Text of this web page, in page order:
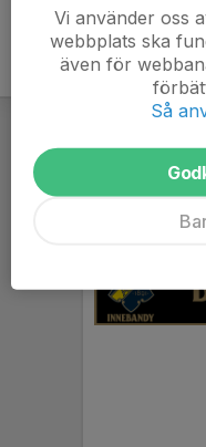
Vi använder oss
webbplats ska
även för
Så